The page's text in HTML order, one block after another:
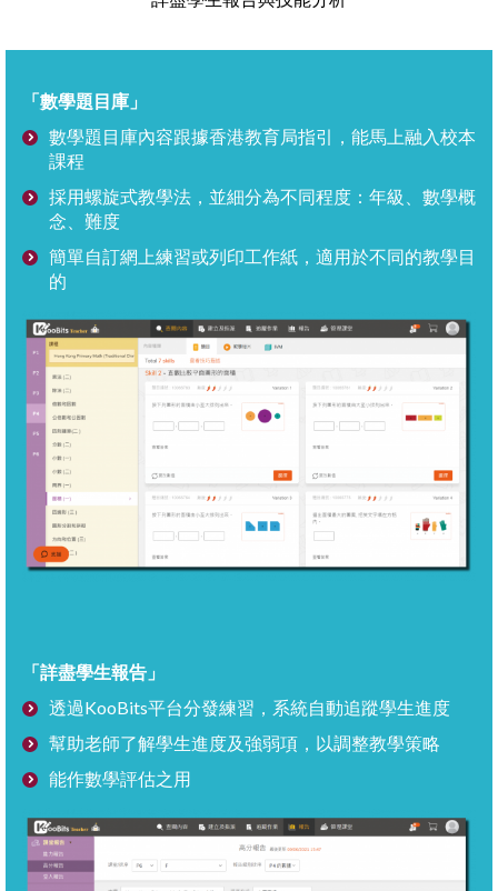
「數學題目庫」
數學題目庫內容跟據香港教育局指引，能馬上融入校本
課程
採用螺旋式教學法，並細分為不同程度：年級、數學概
念、難度
簡單自訂網上練習或列印工作紙，適用於不同的教學目
的
「詳盡學生報告」
透過KooBits平台分發練習，系統自動追蹤學生進度
幫助老師了解學生進度及強弱項，以調整教學策略
能作數學評估之用